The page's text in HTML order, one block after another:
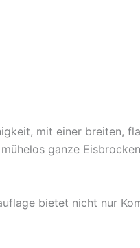
mit einer breiten,
ganze
bietet nicht nur